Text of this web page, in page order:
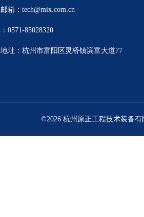
箱：tech@mix.com.cn
0571-85028320
址：杭州市富阳区灵桥镇滨富大道77
©2026 杭州原正工程技术装备